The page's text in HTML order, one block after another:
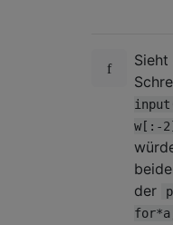
w[:-
der